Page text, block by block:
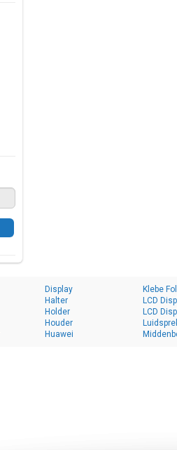
Display
Halter
Holder
Houder
Huawei
Klebe
LCD
LCD